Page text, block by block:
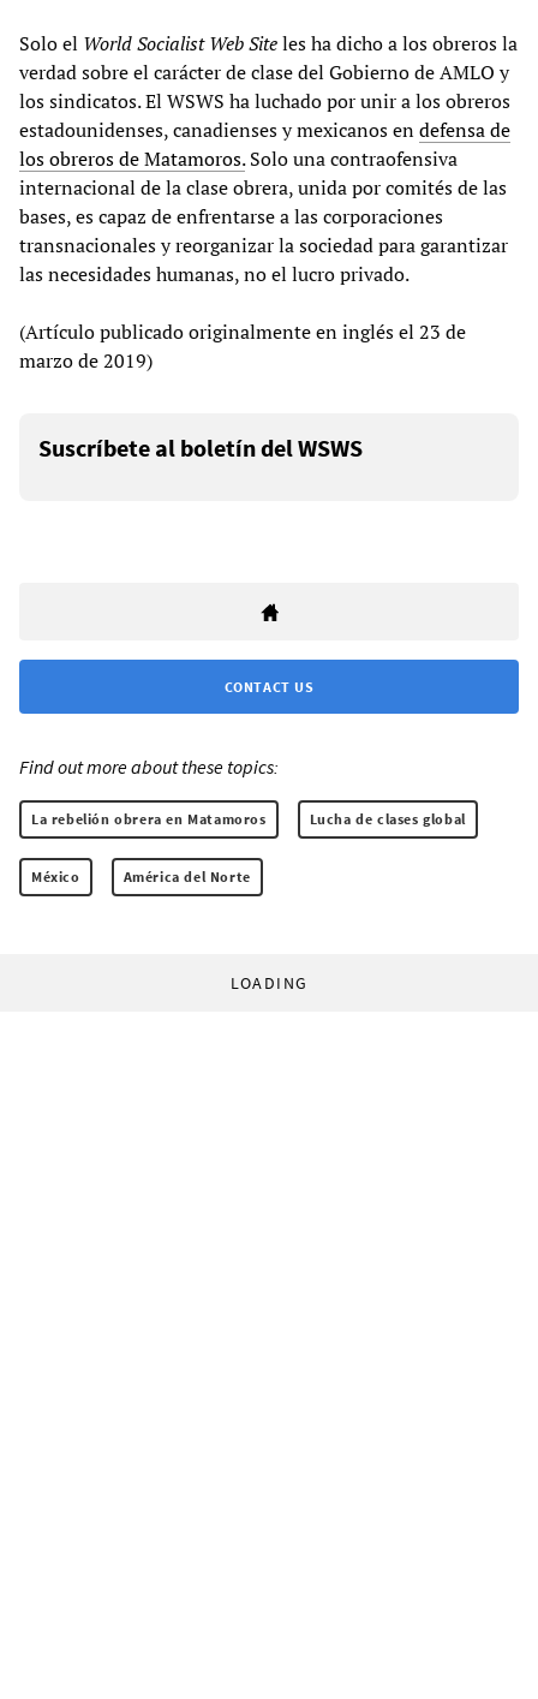
Solo el World Socialist Web Siteles ha dicho a los obreros la
verdad sobre el carácter de clase del Gobierno de AMLO y
los sindicatos. El WSWS ha luchado por unir a los obreros
estadounidenses, canadienses y mexicanos endefensa de
los obreros de Matamoros.Solo una contraofensiva
internacional de la clase obrera, unida por comités de las
bases, es capaz de enfrentarse a las corporaciones
transnacionales y reorganizar la sociedad para garantizar
las necesidades humanas, no el lucro privado.
(Artículo publicado originalmente en inglés el 23 de
marzo de 2019)
Suscríbete al boletín del WSWS
CONTACT US
Find out more about these topics:
La rebelión obrera en Matamoros Lucha de clases global
México América del Norte
LOADING